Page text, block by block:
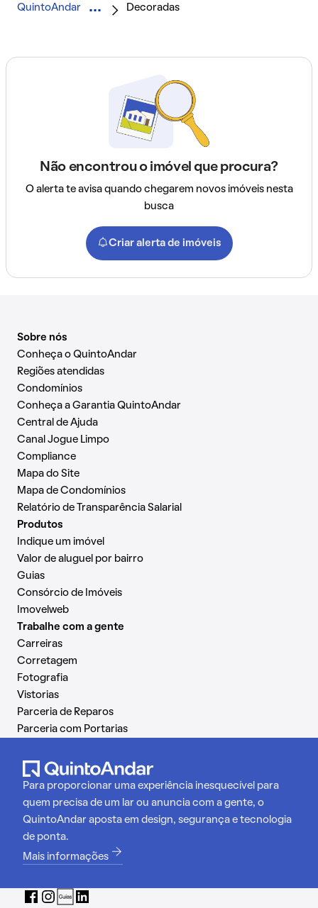
QuintoAndar Decoradas
Não encontrou o imóvel que procura?
O alerta te avisa quando chegarem novos imóveis nesta
busca
Criar alerta de imóveis
Sobre nós
Conheça o QuintoAndar
Regiões atendidas
Condomínios
Conheça a Garantia QuintoAndar
Central de Ajuda
Canal Jogue Limpo
Compliance
Mapa do Site
Mapa de Condomínios
Relatório de Transparência Salarial
Produtos
Indique um imóvel
Valor de aluguel por bairro
Guias
Consórcio de Imóveis
Imovelweb
Trabalhe com a gente
Carreiras
Corretagem
Fotografia
Vistorias
Parceria de Reparos
Parceria com Portarias
Para proporcionar uma experiência inesquecível para
quem precisa de um lar ou anuncia com a gente, o
QuintoAndar aposta em design, segurança e tecnologia
de ponta.
Mais informações